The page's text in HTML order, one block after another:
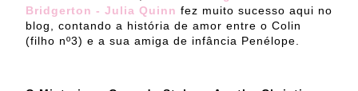
Bridgerton - Julia Quinn fez muito sucesso aqui no
blog, contando a história de amor entre o Colin
(filho nº3) e a sua amiga de infância Penélope.